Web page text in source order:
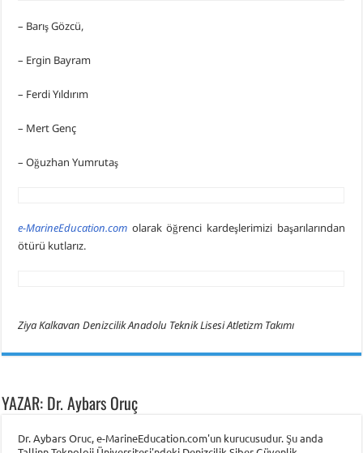
– Barış Gözcü,
– Ergin Bayram
– Ferdi Yıldırım
– Mert Genç
– Oğuzhan Yumrutaş
e-MarineEducation.com olarak öğrenci kardeşlerimizi başarılarından
ötürü kutlarız.
Ziya Kalkavan Denizcilik Anadolu Teknik Lisesi Atletizm Takımı
YAZAR: Dr. Aybars Oruç
Dr. Aybars Oruc, e-MarineEducation.com'un kurucusudur. Şu anda